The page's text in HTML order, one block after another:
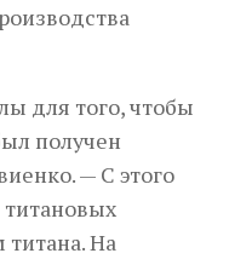
для того, чтобы
получен
— С этого
титана. На